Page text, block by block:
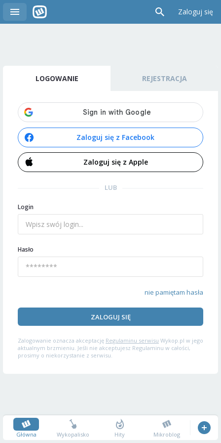
Zaloguj się
LOGOWANIE REJESTRACJA
Zaloguj się z Facebook
Zaloguj się z Apple
LUB
Login
Hasło
nie pamiętam hasła
ZALOGUJ SIĘ
Zalogowanie oznacza akceptację Regulaminu serwisu Wykop.pl w jego
aktualnym brzmieniu. Jeśli nie akceptujesz Regulaminu w całości,
prosimy o niekorzystanie z serwisu.
Główna Wykopalisko Hity Mikroblog